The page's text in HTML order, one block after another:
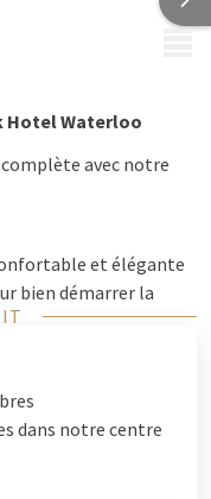
Hotel Waterloo
avec notre
et élégante
bien démarrer la
ou un moment de
où confort et détente
dans notre centre